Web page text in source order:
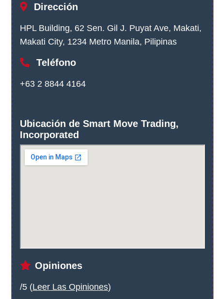
Dirección
HPL Building, 62 Sen. Gil J. Puyat Ave, Makati,
Makati City, 1234 Metro Manila, Pilipinas
Teléfono
+63 2 8844 4164
Ubicación de Smart Move Trading,
Incorporated
Opiniones
/5 (Leer Las Opiniones)